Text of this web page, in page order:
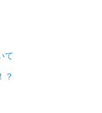
て
？